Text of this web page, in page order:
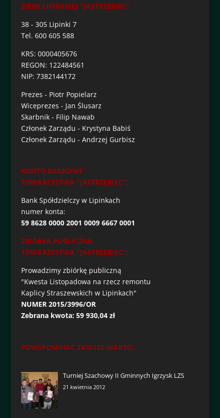
ZIEMI LIPIŃSKIEJ "JASTRZĘBIEC"
38 - 305 Lipinki 7
Tel. 600 605 588
KRS: 0000405676
REGON: 122484561
NIP: 7382144172
Prezes - Piotr Popielarz
Wiceprezes - Jan Ślusarz
Skarbnik - Filip Nawab
Członek Zarządu - Krystyna Babiś
Członek Zarządu - Andrzej Gurbisz
KONTO BANKOWE
TOWARZYSTWA "JASTRZĘBIEC":
Bank Spółdzielczy w Lipinkach
numer konta:
59 8628 0000 2001 0009 6667 0001
ZBIÓRKA PUBLICZNA
TOWARZYSTWA "JASTRZĘBIEC":
Prowadzimy zbiórkę publiczną
"Kwesta Listopadowa na rzecz remontu
Kaplicy Straszewskich w Lipinkach"
NUMER 2015/3996/OR
Zebrana kwota: 59 930,04 zł
POWSPOMINAĆ ZAWSZE WARTO...
Turniej Szachowy II Gminnych Igrzysk LZS
21 kwietnia 2012